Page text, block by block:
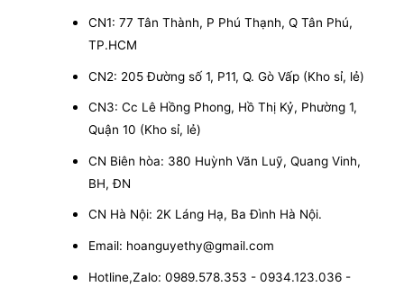
CN1: 77 Tân Thành, P Phú Thạnh, Q Tân Phú,
TP.HCM
CN2: 205 Đường số 1, P11, Q. Gò Vấp (Kho sỉ, lẻ)
CN3: Cc Lê Hồng Phong, Hồ Thị Kỷ, Phường 1,
Quận 10 (Kho sỉ, lẻ)
CN Biên hòa: 380 Huỳnh Văn Luỹ, Quang Vinh,
BH, ĐN
CN Hà Nội: 2K Láng Hạ, Ba Đình Hà Nội.
Email: hoanguyethy@gmail.com
Hotline,Zalo: 0989.578.353 - 0934.123.036 -